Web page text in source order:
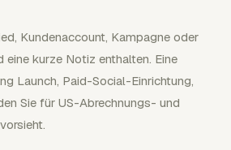
Kundenaccount, Kampagne oder
kurze Notiz enthalten. Eine
Launch, Paid-Social-Einrichtung,
Sie für US-Abrechnungs- und